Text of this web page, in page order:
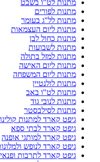
מתנות לט"ו בשבט
מתנות לפורים
מתנות לל"ג בעומר
מתנות ליום העצמאות
מתנות כחול לבן
מתנות לשבועות
מתנות למזל בתולה
מתנות ליום האישה
מתנות ליום המשפחה
מתנות לולנטיין
מתנות לט"ו באב
מתנות לנובי גוד
מתנות לסילבסטר
גיפט קארד למתנות
גיפט קארד לבתי ספא
גיפט קארד למותגי אופנה
גיפט קארד לנופש
גיפט קארד לתרבות ופנאי